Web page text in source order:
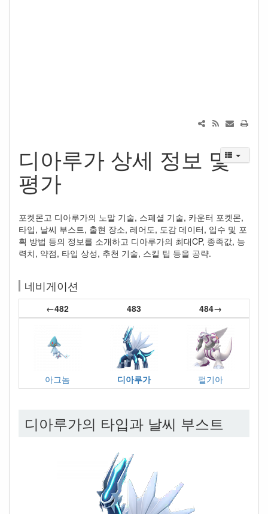
디아루가 상세 정보 및
평가
포켓몬고 디아루가의 노말 기술, 스페셜 기술, 카운터 포켓몬,
타입, 날씨 부스트, 출현 장소, 레어도, 도감 데이터, 입수 및 포
획 방법 등의 정보를 소개하고 디아루가의 최대CP, 종족값, 능
력치, 약점, 타입 상성, 추천 기술, 스킬 팁 등을 공략.
네비게이션
←482 483 484→
아그놈 디아루가 펄기아
디아루가의 타입과 날씨 부스트